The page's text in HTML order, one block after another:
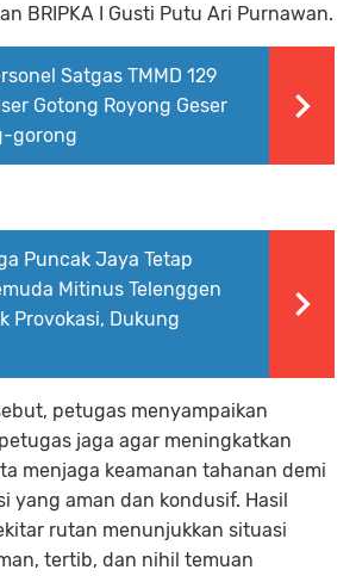
BRIPKA I Gusti Putu Ari Purnawan.
Satgas TMMD 129
Gotong Royong Geser
gorong
Puncak Jaya Tetap
Mitinus Telenggen
Provokasi, Dukung
petugas menyampaikan
jaga agar meningkatkan
menjaga keamanan tahanan demi
yang aman dan kondusif. Hasil
rutan menunjukkan situasi
tertib, dan nihil temuan